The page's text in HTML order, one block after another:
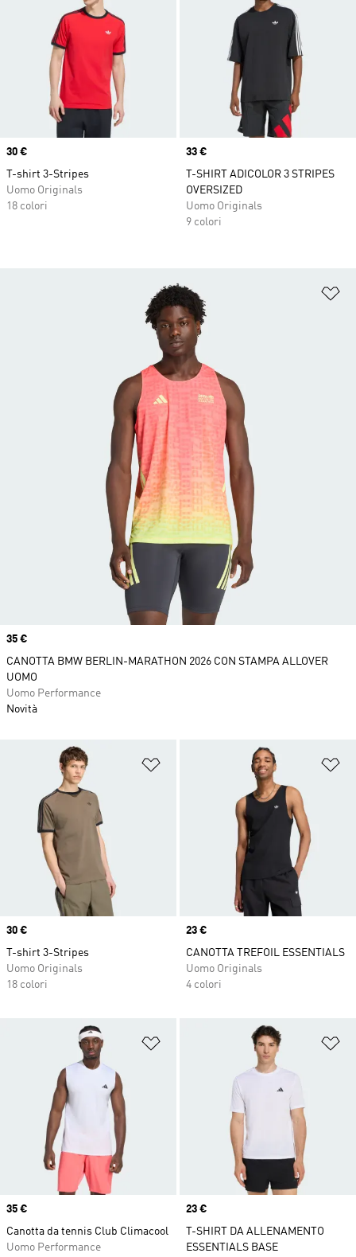
Price
30 €
T-shirt 3-Stripes
Uomo Originals
18 colori
Price
33 €
T-SHIRT ADICOLOR 3 STRIPES
OVERSIZED
Uomo Originals
9 colori
Aggiungi alla lista dei desideri
Price
30 €
T-shirt 3-Stripes
Uomo Originals
18 colori
Price
23 €
CANOTTA TREFOIL ESSENTIALS
Uomo Originals
4 colori
Aggiungi alla lista dei desideri
Price
35 €
Canotta da tennis Club Climacool
Uomo Performance
Price
23 €
T-SHIRT DA ALLENAMENTO
ESSENTIALS BASE
Price
35 €
CANOTTA BMW BERLIN-MARATHON 2026 CON STAMPA ALLOVER
UOMO
Uomo Performance
Novità